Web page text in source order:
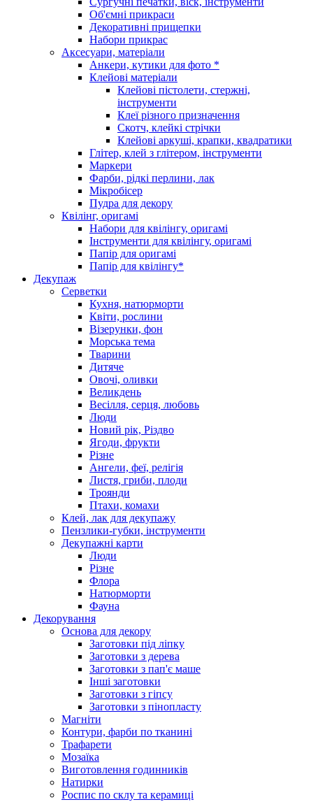
Об'ємні прикраси
Декоративні прищепки
Набори прикрас
Аксесуари, матеріали
Анкери, кутики для фото *
Клейові матеріали
Клейові пістолети, стержні,
інструменти
Клеї різного призначення
Скотч, клейкі стрічки
Клейові аркуші, крапки, квадратики
Глітер, клей з глітером, інструменти
Маркери
Фарби, рідкі перлини, лак
Мікробісер
Пудра для декору
Квілінг, оригамі
Набори для квілінгу, оригамі
Інструменти для квілінгу, оригамі
Папір для оригамі
Папір для квілінгу*
Декупаж
Серветки
Кухня, натюрморти
Квіти, рослини
Візерунки, фон
Морська тема
Тварини
Дитяче
Овочі, оливки
Великдень
Весілля, серця, любовь
Люди
Новий рік, Різдво
Ягоди, фрукти
Різне
Ангели, феї, релігія
Листя, гриби, плоди
Троянди
Птахи, комахи
Клей, лак для декупажу
Пензлики-губки, інструменти
Декупажні карти
Люди
Різне
Флора
Натюрморти
Фауна
Декорування
Основа для декору
Заготовки під ліпку
Заготовки з дерева
Заготовки з пап'є маше
Інші заготовки
Заготовки з гіпсу
Заготовки з пінопласту
Магніти
Контури, фарби по тканині
Трафарети
Мозаїка
Виготовлення годинників
Натирки
Роспис по склу та керамиці